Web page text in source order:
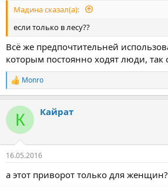
Мадина сказал(а):
если только в лесу??
Всё же предпочтительней
которым постоянно ходят люди, так
Р
е
к
и
Monro
К Кайрат
16.05.2016
а этот приворот только для женщин?